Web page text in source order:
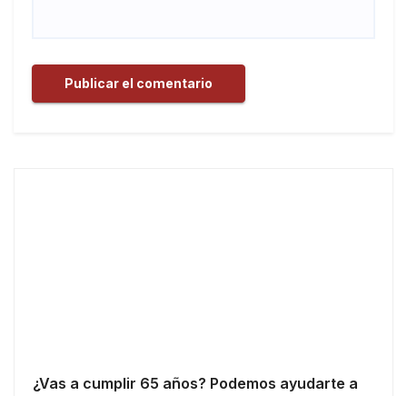
¿Vas a cumplir 65 años? Podemos ayudarte a